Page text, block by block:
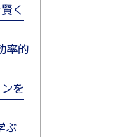
く
率的
を
ぶ